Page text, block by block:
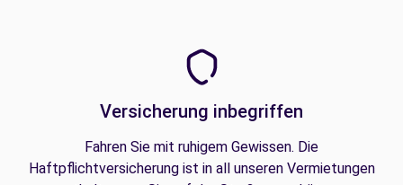
Versicherung inbegriffen
Fahren Sie mit ruhigem Gewissen. Die
Haftpflichtversicherung ist in all unseren Vermietungen